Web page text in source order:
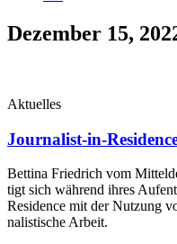
Dezember 15,
Aktuelles
Journalist-in-
Bet­ti­na Fried­rich vom
tigt sich wäh­rend ihres
Resi­­dence mit der Nut­zung
na­lis­ti­sche Arbeit.